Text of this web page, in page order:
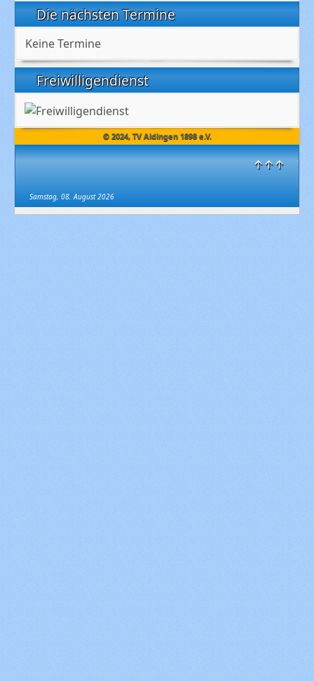
© 2024, TV Aldingen 1898 e.V.
↑↑↑
Samstag, 08. August 2026
Die nächsten Termine
Keine Termine
Freiwilligendienst